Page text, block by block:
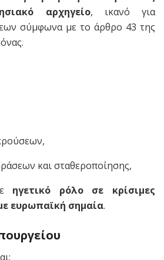
αρχηγείο, ικανό για
σύμφωνα με το άρθρο 43 της
και σταθεροποίησης,
ηγετικό ρόλο σε κρίσιμες
ευρωπαϊκή σημαία.